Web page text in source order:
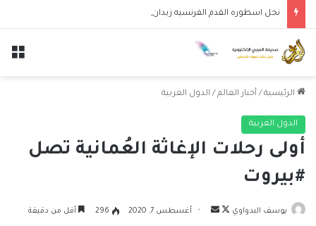
نجل اسطوره القدم الفرنسيه زيدان لوكا يتعاقد مع نادي ليغانيس
الرئيسية / أخبار العالم / الدول العربية
الدول العربية
أولى رحلات الإغاثة العُمانية تصل
#بيروت
يوسف البدواوي
تابعأرسل أغسطس 7, 2020 296 أقل من دقيقة